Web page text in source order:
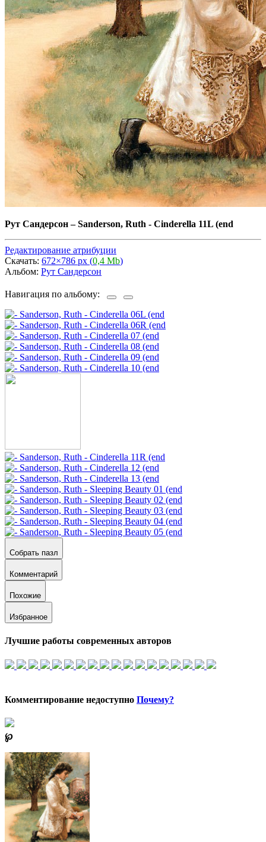
Рут Сандерсон–Sanderson, Ruth - Cinderella 11L (end
Редактирование атрибуции
Скачать: 672×786 px (0,4 Mb)
Альбом: Рут Сандерсон
Навигация по альбому:
Собрать пазл
Комментарий
Похожие
Избранное
Лучшие работы современных авторов
Комментирование недоступно Почему?
℘